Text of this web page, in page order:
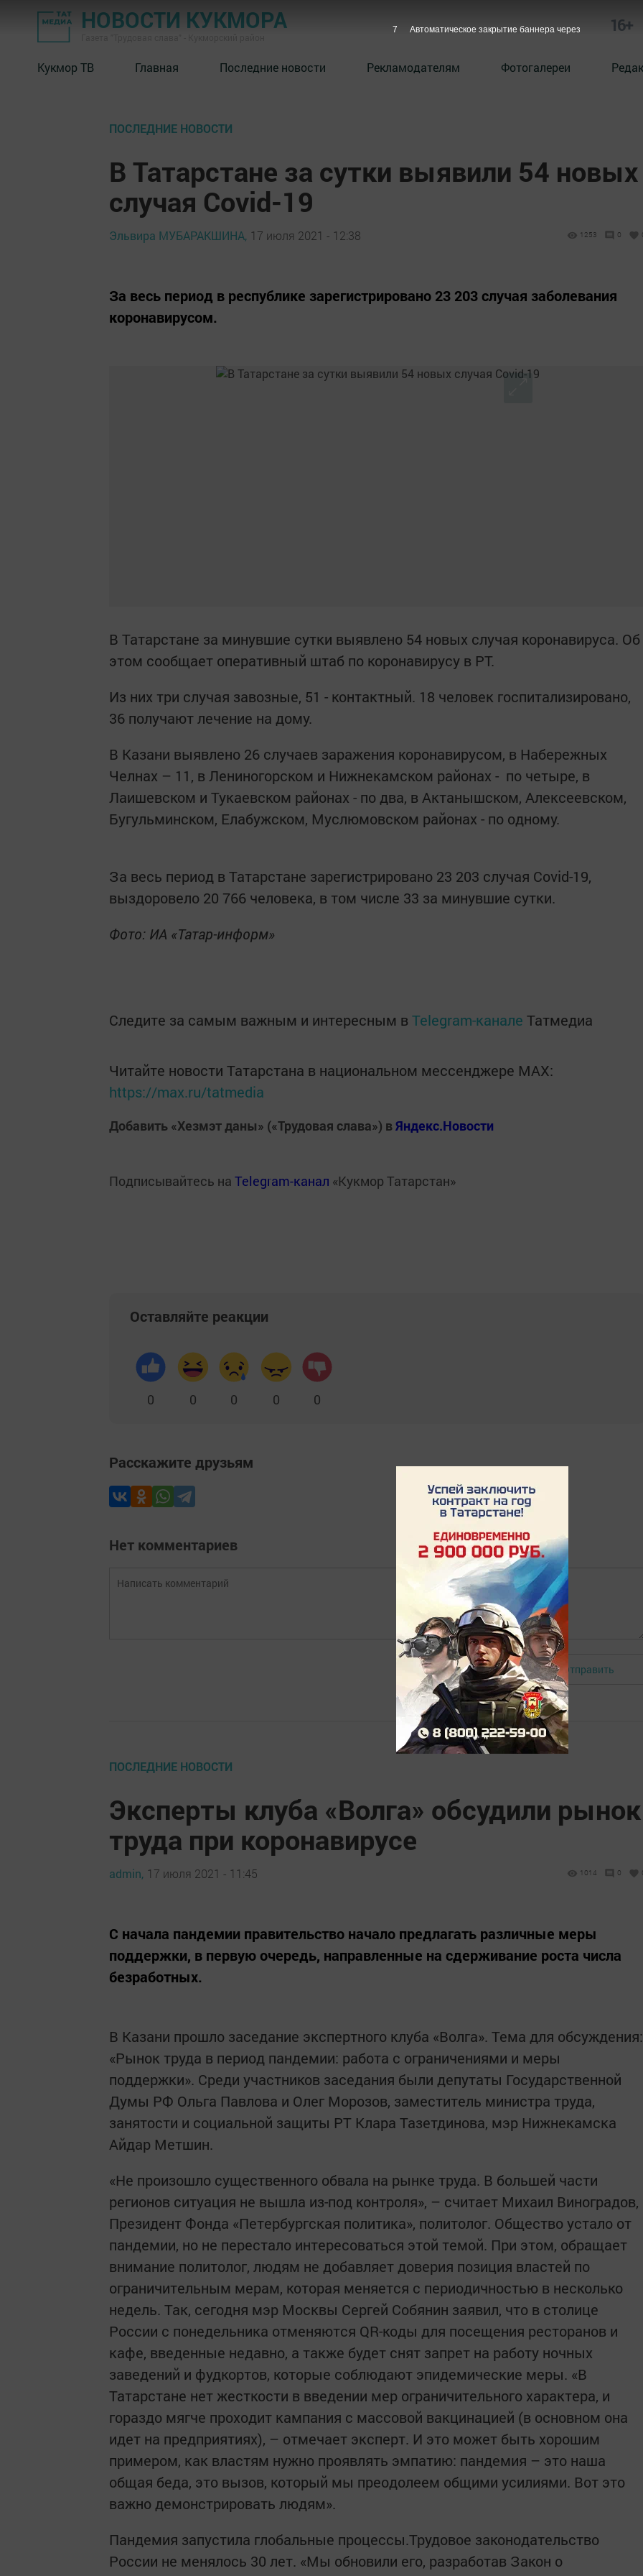
НОВОСТИ КУКМОРА 16+
Кукмор ТВ Главная Последние новости Рекламодателям Фотогалереи
ПОСЛЕДНИЕ НОВОСТИ
В Татарстане за сутки выявили 54 новых
случая Covid-19
Эльвира МУБАРАКШИНА, 17 июля 2021 - 12:38 1253 0
За весь период в республике зарегистрировано 23 203 случая заболевания
коронавирусом.
В Татарстане за минувшие сутки выявлено 54 новых случая коронавируса. Об
этом сообщает оперативный штаб по коронавирусу в РТ.
Из них три случая завозные, 51 - контактный. 18 человек госпитализировано,
36 получают лечение на дому.
В Казани выявлено 26 случаев заражения коронавирусом, в Набережных
Челнах – 11, в Лениногорском и Нижнекамском районах - по четыре, в
Лаишевском и Тукаевском районах - по два, в Актанышском, Алексеевском,
Бугульминском, Елабужском, Муслюмовском районах - по одному.
За весь период в Татарстане зарегистрировано 23 203 случая Covid-19,
выздоровело 20 766 человека, в том числе 33 за минувшие сутки.
Фото: ИА «Татар-информ»
Следите за самым важным и интересным в Telegram-канале Татмедиа
Читайте новости Татарстана в национальном мессенджере MАХ:
https://max.ru/tatmedia
Добавить «Хезмэт даны» («Трудовая слава») вЯндекс.Новости
Подписывайтесь на Telegram-канал «Кукмор Татарстан»
Оставляйте реакции
0 0 0 0 0
Расскажите друзьям
Нет комментариев
Авторизоваться Отправить
ПОСЛЕДНИЕ НОВОСТИ
Эксперты клуба «Волга» обсудили рынок
труда при коронавирусе
admin, 17 июля 2021 - 11:45 1014 0
С начала пандемии правительство начало предлагать различные меры
поддержки, в первую очередь, направленные на сдерживание роста числа
безработных.
В Казани прошло заседание экспертного клуба «Волга». Тема для обсуждения:
«Рынок труда в период пандемии: работа с ограничениями и меры
поддержки». Среди участников заседания были депутаты Государственной
Думы РФ Ольга Павлова и Олег Морозов, заместитель министра труда,
занятости и социальной защиты РТ Клара Тазетдинова, мэр Нижнекамска
Айдар Метшин.
«Не произошло существенного обвала на рынке труда. В большей части
регионов ситуация не вышла из-под контроля», – считает Михаил Виноградов,
Президент Фонда «Петербургская политика», политолог. Общество устало от
пандемии, но не перестало интересоваться этой темой. При этом, обращает
внимание политолог, людям не добавляет доверия позиция властей по
ограничительным мерам, которая меняется с периодичностью в несколько
недель. Так, сегодня мэр Москвы Сергей Собянин заявил, что в столице
России с понедельника отменяются QR-коды для посещения ресторанов и
кафе, введенные недавно, а также будет снят запрет на работу ночных
заведений и фудкортов, которые соблюдают эпидемические меры. «В
Татарстане нет жесткости в введении мер ограничительного характера, и
гораздо мягче проходит кампания с массовой вакцинацией (в основном она
идет на предприятиях), – отмечает эксперт. И это может быть хорошим
примером, как властям нужно проявлять эмпатию: пандемия – это наша
общая беда, это вызов, который мы преодолеем общими усилиями. Вот это
важно демонстрировать людям».
Пандемия запустила глобальные процессы.Трудовое законодательство
России не менялось 30 лет. «Мы обновили его, разработав Закон о
6 Автоматическое закрытие баннера через